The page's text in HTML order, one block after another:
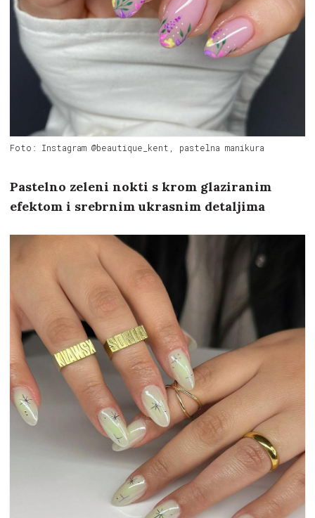
Foto: Instagram @beautique_kent, pastelna manikura
Pastelno zeleni nokti s krom glaziranim
efektom i srebrnim ukrasnim detaljima